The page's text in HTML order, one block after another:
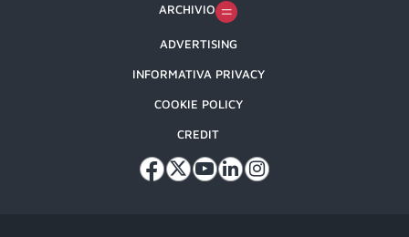
ARCHIVIO
ADVERTISING
INFORMATIVA PRIVACY
COOKIE POLICY
CREDIT